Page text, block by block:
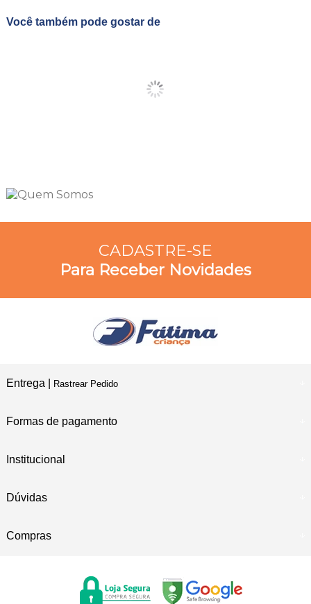
Você também pode gostar de
CADASTRE-SE
Para Receber Novidades
Entrega | Rastrear Pedido
Formas de pagamento
Institucional
Dúvidas
Compras